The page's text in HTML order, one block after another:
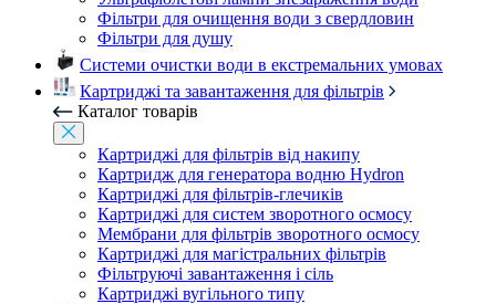
Фільтри для очищення води з свердловин
Фільтри для душу
Системи очистки води в екстремальних умовах
Картриджі та завантаження для фільтрів
Каталог товарів
Картриджі для фільтрів від накипу
Картридж для генератора водню Hydron
Картриджі для фільтрів-глечиків
Картриджі для систем зворотного осмосу
Мембрани для фільтрів зворотного осмосу
Картриджі для магістральних фільтрів
Фільтруючі завантаження і сіль
Картриджі вугільного типу